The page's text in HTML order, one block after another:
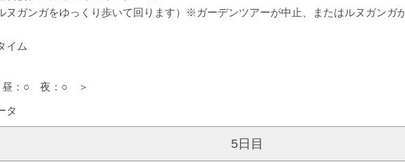
ヌガンガをゆっくり歩いて回ります）※ガーデンツアーが中止、またはルヌガンガ
イム
昼：○ 夜：○ ＞
タ
5日目